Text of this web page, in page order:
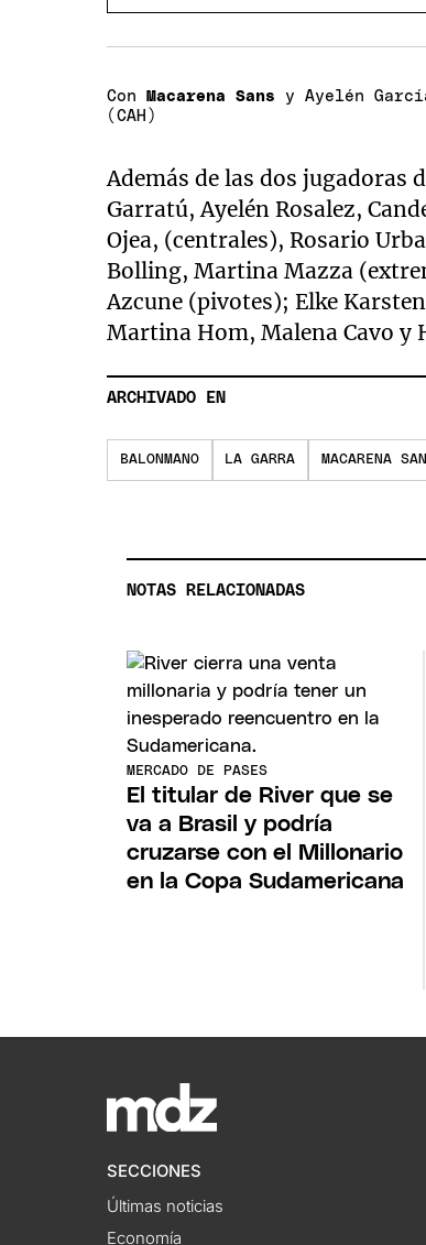
ConMacarena Sans y Ayelén
(CAH)
Además de las dos jugadoras
Garratú, Ayelén Rosalez,
Ojea, (centrales), Rosario
Bolling, Martina Mazza
Azcune (pivotes); Elke
Martina Hom, Malena Cavo y
ARCHIVADO EN
BALONMANO LA GARRA MACARENA
NOTAS RELACIONADAS
MERCADO DE PASES
El titular de River que se
va a Brasil y podría
cruzarse con el Millonario
en la Copa Sudamericana
SECCIONES
Últimas noticias
Economía